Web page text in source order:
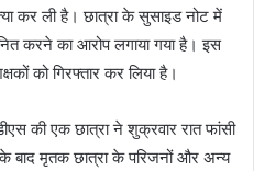
कर ली है। छात्रा के सुसाइड नोट में
करने का आरोप लगाया गया है। इस
को गिरफ्तार कर लिया है।
की एक छात्रा ने शुक्रवार रात फांसी
बाद मृतक छात्रा के परिजनों और अन्य